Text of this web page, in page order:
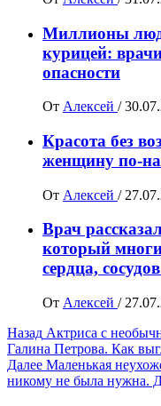
Миллионы
курицей:
опасности
От Алексей /
Красота без
женщину по-
От Алексей /
Врач
который
сердца,
От Алексей /
Навигация
записи
Назад Актриса с
Галина Петрова. Как
Далее Маленькая
никому не была нужна.